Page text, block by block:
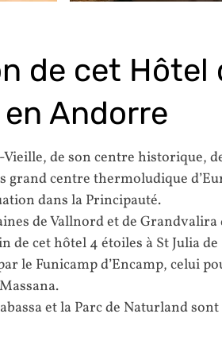
de cet Hôtel
Andorre
de son centre historique,
grand centre thermoludique
dans la Principauté.
de Vallnord et de
cet hôtel 4 étoiles à St Julia de
le Funicamp d’Encamp, celui
et la Parc de Naturland